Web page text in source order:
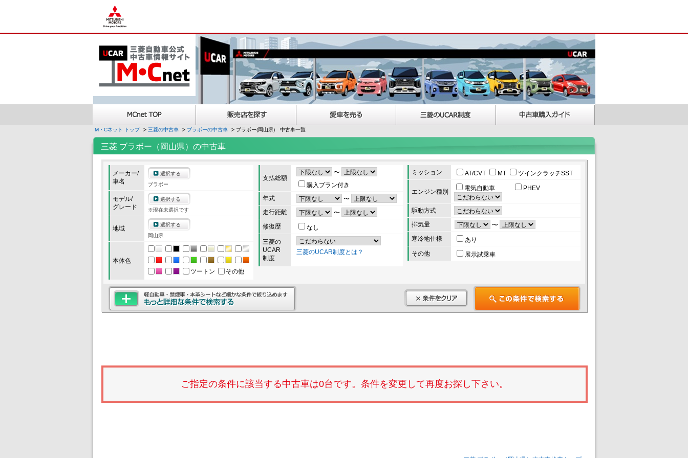
M・Cネット トップ 三菱の中古車 ブラボーの中古車 ブラボー(岡山県) 中古車一覧
三菱 ブラボー（岡山県）の中古車
メーカー/
車名
選択する
ブラボー
モデル/
グレード
選択する
※現在未選択です
地域
選択する
岡山県
本体色
ツートン
その他
支払総額
〜
購入プラン付き
年式
〜
走行距離
〜
修復歴
なし
三菱の
UCAR
制度
三菱のUCAR制度とは？
ミッション AT/CVT MT ツインクラッチSST
エンジン種別 電気自動車 PHEV
駆動方式
排気量
〜
寒冷地仕様
あり
その他
展示試乗車
ご指定の条件に該当する中古車は0台です。条件を変更して再度お探し下さい。